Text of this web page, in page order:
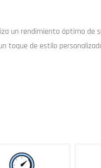
Buscar
un rendimiento óptimo de
toque de estilo